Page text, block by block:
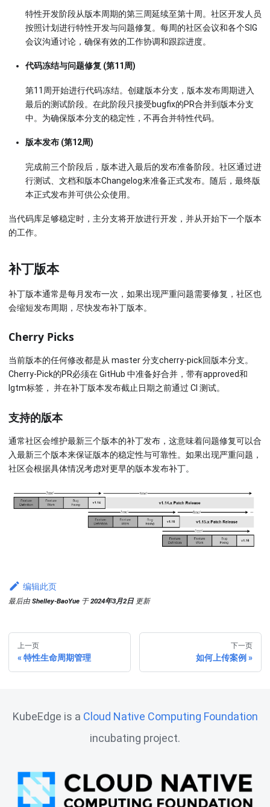
特性开发阶段从版本周期的第三周延续至第十周。社区开发人员
按照计划进行特性开发与问题修复。每周的社区会议和各个SIG
会议沟通讨论，确保有效的工作协调和跟踪进度。
代码冻结与问题修复 (第11周)
第11周开始进行代码冻结。创建版本分支，版本发布周期进入
最后的测试阶段。在此阶段只接受bugfix的PR合并到版本分支
中。为确保版本分支的稳定性，不再合并特性代码。
版本发布 (第12周)
完成前三个阶段后，版本进入最后的发布准备阶段。社区通过进
行测试、文档和版本Changelog来准备正式发布。随后，最终版
本正式发布并可供公众使用。
当代码库足够稳定时，主分支将开放进行开发，并从开始下一个版本
的工作。
补丁版本
补丁版本通常是每月发布一次，如果出现严重问题需要修复，社区也
会缩短发布周期，尽快发布补丁版本。
Cherry Picks
当前版本的任何修改都是从 master 分支cherry-pick回版本分支。
Cherry-Pick的PR必须在 GitHub 中准备好合并，带有approved和
lgtm标签， 并在补丁版本发布截止日期之前通过 CI 测试。
支持的版本
通常社区会维护最新三个版本的补丁发布，这意味着问题修复可以合
入最新三个版本来保证版本的稳定性与可靠性。如果出现严重问题，
社区会根据具体情况考虑对更早的版本发布补丁。
编辑此页
最后由 Shelley-BaoYue 于2024年3月2日 更新
上一页
特性生命周期管理
下一页
如何上传案例
KubeEdge is a Cloud Native Computing Foundation
incubating project.